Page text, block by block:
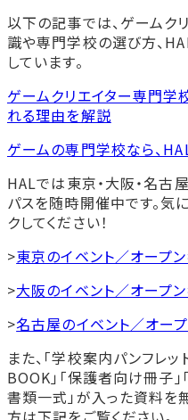
以下の記事では、ゲームク
識や専門学校の選び方、
しています。
ゲームクリエイター専門学
れる理由を解説
ゲームの専門学校なら、
HALでは東京・大阪・名古
パスを随時開催中です。気
クしてください！
>東京のイベント／オープ
>大阪のイベント／オープ
>名古屋のイベント／オー
また、「学校案内パンフレッ
BOOK」「保護者向け冊子」
書類一式」が入った資料を